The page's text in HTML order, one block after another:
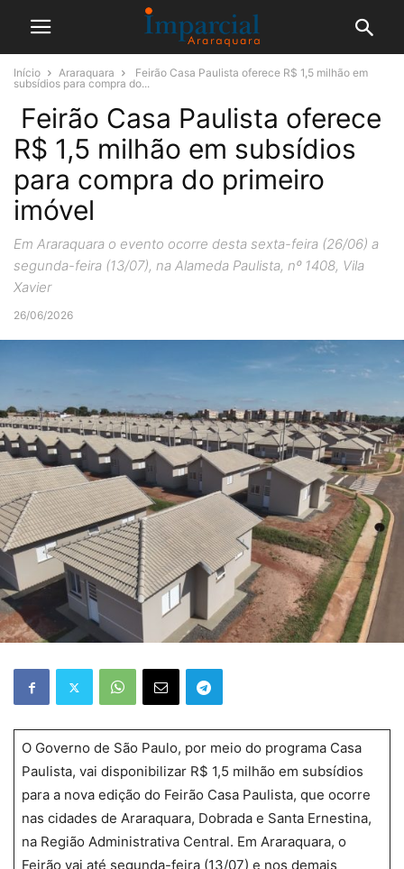
Início Araraquara
Feirão Casa Paulista oferece R$ 1,5 milhão em
subsídios para compra do...
Feirão Casa Paulista oferece
R$ 1,5 milhão em subsídios
para compra do primeiro
imóvel
Em Araraquara o evento ocorre desta sexta-feira (26/06) a
segunda-feira (13/07), na Alameda Paulista, nº 1408, Vila
Xavier
26/06/2026
O Governo de São Paulo, por meio do programa Casa
Paulista, vai disponibilizar R$ 1,5 milhão em subsídios
para a nova edição do Feirão Casa Paulista, que ocorre
nas cidades de Araraquara, Dobrada e Santa Ernestina,
na Região Administrativa Central. Em Araraquara, o
Feirão vai até segunda-feira (13/07) e nos demais